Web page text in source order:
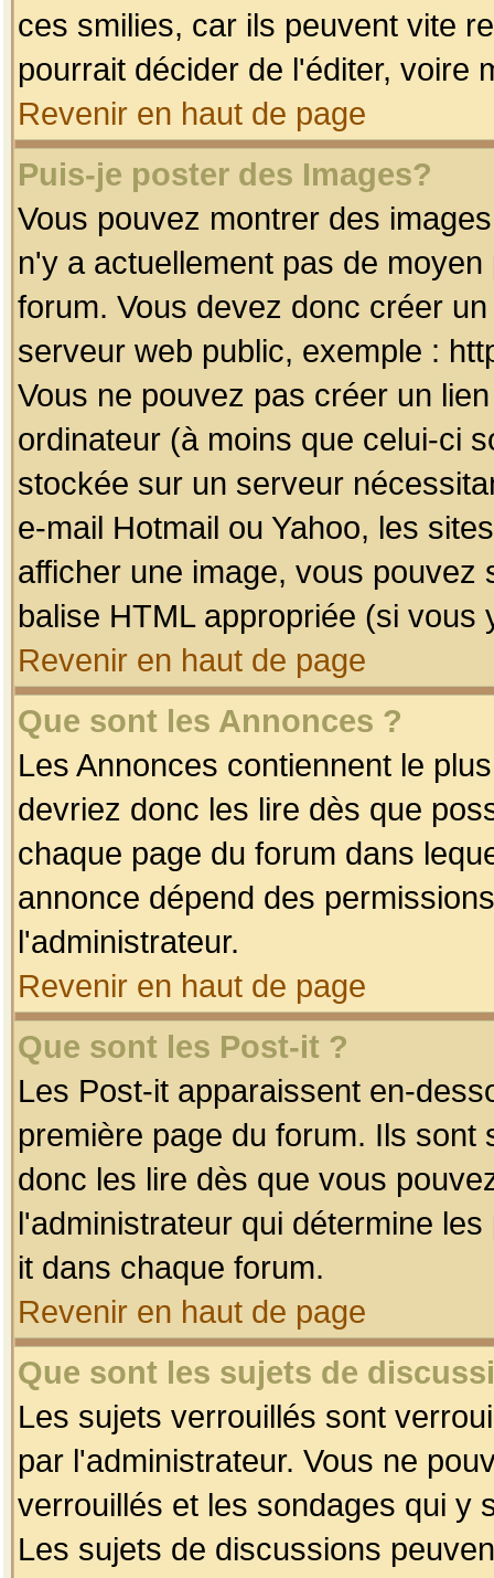
ces smilies, car ils peuvent vite
pourrait décider de l'éditer, voire
Revenir en haut de page
Puis-je poster des Images?
Vous pouvez montrer des
n'y a actuellement pas de
forum. Vous devez donc créer
serveur web public, exemple :
Vous ne pouvez pas créer un
ordinateur (à moins que celui-ci
stockée sur un serveur
e-mail Hotmail ou Yahoo, les
afficher une image, vous pouvez
balise HTML appropriée (si vous
Revenir en haut de page
Que sont les Annonces ?
Les Annonces contiennent le
devriez donc les lire dès que
chaque page du forum dans
annonce dépend des
l'administrateur.
Revenir en haut de page
Que sont les Post-it ?
Les Post-it apparaissent en-
première page du forum. Ils
donc les lire dès que vous
l'administrateur qui détermine
it dans chaque forum.
Revenir en haut de page
Que sont les sujets de
Les sujets verrouillés sont
par l'administrateur. Vous ne
verrouillés et les sondages qui y
Les sujets de discussions